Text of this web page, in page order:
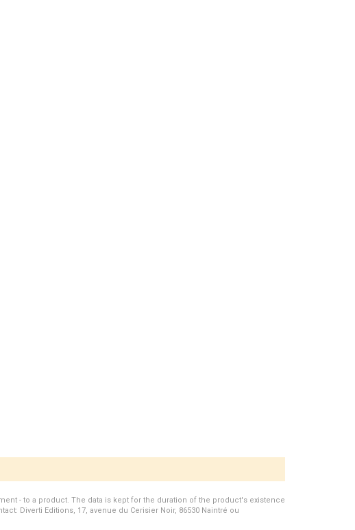
- to a product. The data is kept for the duration of the product's existence
Diverti Editions, 17, avenue du Cerisier Noir, 86530 Naintré ou